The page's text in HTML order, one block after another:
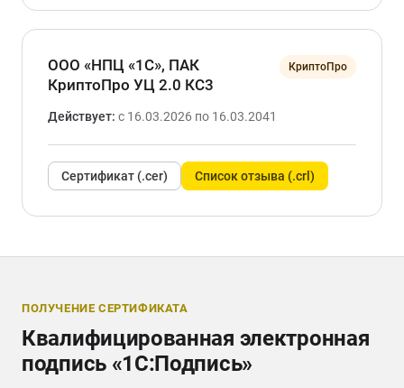
ООО «НПЦ «1С», ПАК
КриптоПро УЦ 2.0 КС3
КриптоПро
Действует: с 16.03.2026 по 16.03.2041
Сертификат (.cer) Список отзыва (.crl)
ПОЛУЧЕНИЕ СЕРТИФИКАТА
Квалифицированная электронная
подпись «1С:Подпись»